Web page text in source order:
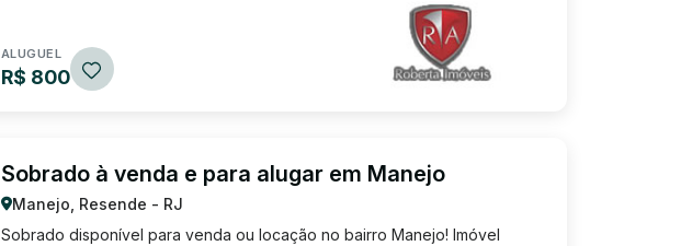
ALUGUEL
R$ 800
Sobrado à venda e para alugar em Manejo
Manejo, Resende - RJ
Sobrado disponível para venda ou locação no bairro Manejo! Imóvel